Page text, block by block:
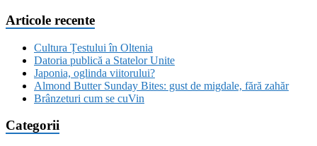
Articole recente
Cultura Țestului în Oltenia
Datoria publică a Statelor Unite
Japonia, oglinda viitorului?
Almond Butter Sunday Bites: gust de migdale, fără zahăr
Brânzeturi cum se cuVin
Categorii